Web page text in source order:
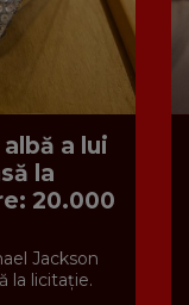
a lui
la
20.000
Jackson
la licitație.